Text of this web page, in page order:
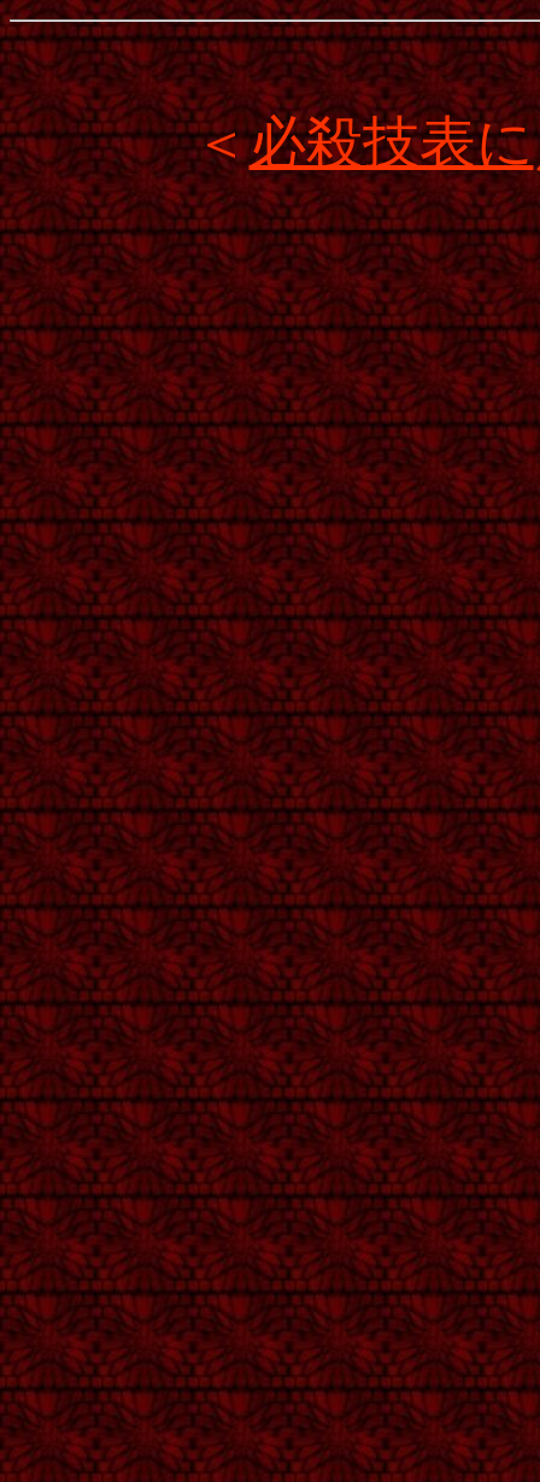
＜必殺技表に